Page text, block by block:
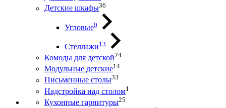
Детские шкафы36
Угловые0
Стеллажи13
Комоды для детской24
Модульные детские14
Письменные столы33
Надстройка над столом1
Кухонные гарнитуры25